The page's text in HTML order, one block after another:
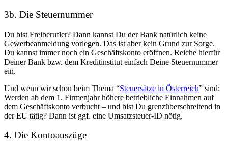
3b. Die Steuernummer
Du bist Freiberufler? Dann kannst Du der Bank natürlich keine
Gewerbeanmeldung vorlegen. Das ist aber kein Grund zur Sorge.
Du kannst immer noch ein Geschäftskonto eröffnen. Reiche hierfür
Deiner Bank bzw. dem Kreditinstitut einfach Deine Steuernummer
ein.
Und wenn wir schon beim Thema “Steuersätze in Österreich” sind:
Werden ab dem 1. Firmenjahr höhere betriebliche Einnahmen auf
dem Geschäftskonto verbucht – und bist Du grenzüberschreitend in
der EU tätig? Dann ist ggf. eine Umsatzsteuer-ID nötig.
4. Die Kontoauszüge